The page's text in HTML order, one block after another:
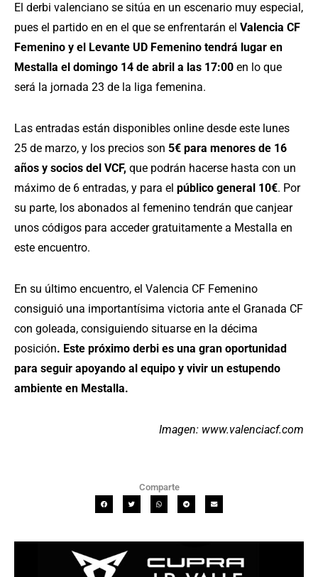
El derbi valenciano se sitúa en un escenario muy especial,
pues el partido en en el que se enfrentarán el Valencia CF
Femenino y el Levante UD Femenino tendrá lugar en
Mestalla el domingo 14 de abril a las 17:00 en lo que
será la jornada 23 de la liga femenina.
Las entradas están disponibles online desde este lunes
25 de marzo, y los precios son 5€ para menores de 16
años y socios del VCF, que podrán hacerse hasta con un
máximo de 6 entradas, y para el público general 10€. Por
su parte, los abonados al femenino tendrán que canjear
unos códigos para acceder gratuitamente a Mestalla en
este encuentro.
En su último encuentro, el Valencia CF Femenino
consiguió una importantísima victoria ante el Granada CF
con goleada, consiguiendo situarse en la décima
posición. Este próximo derbi es una gran oportunidad
para seguir apoyando al equipo y vivir un estupendo
ambiente en Mestalla.
Imagen: www.valenciacf.com
Comparte